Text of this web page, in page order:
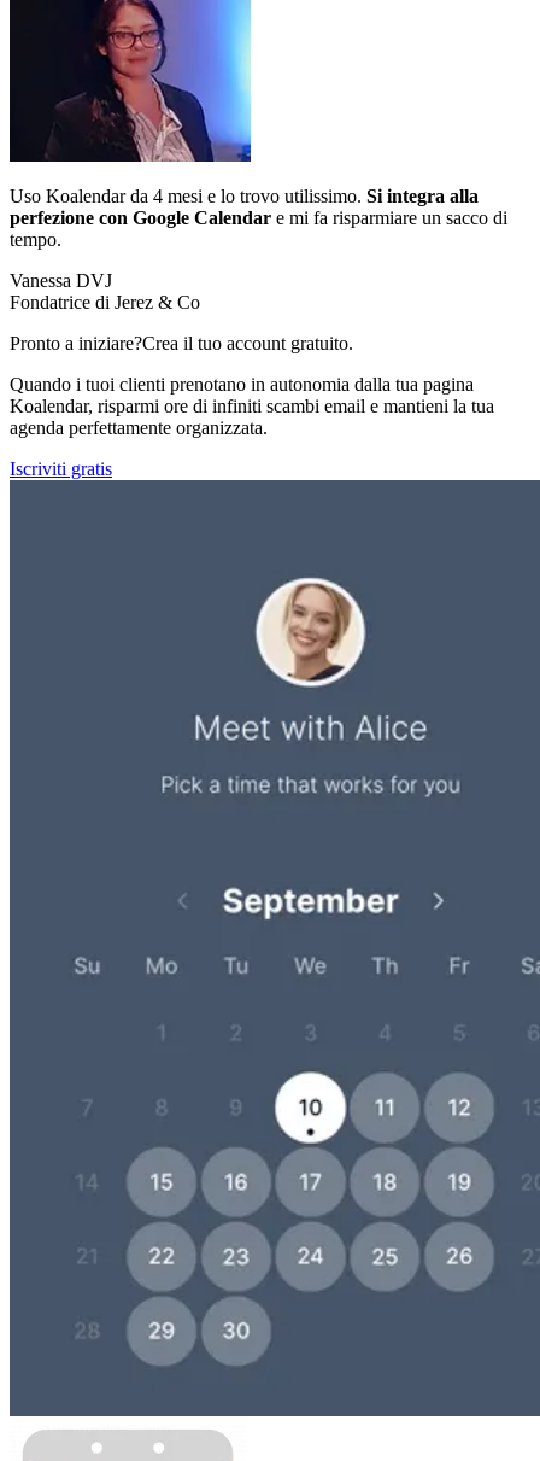
Uso Koalendar da 4 mesi e lo trovo utilissimo. Si integra alla
perfezione con Google Calendar e mi fa risparmiare un sacco di
tempo.
Vanessa DVJ
Fondatrice di Jerez & Co
Pronto a iniziare?Crea il tuo account gratuito.
Quando i tuoi clienti prenotano in autonomia dalla tua pagina
Koalendar, risparmi ore di infiniti scambi email e mantieni la tua
agenda perfettamente organizzata.
Iscriviti gratis